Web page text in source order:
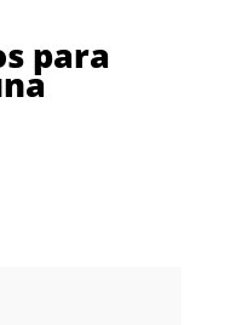
para